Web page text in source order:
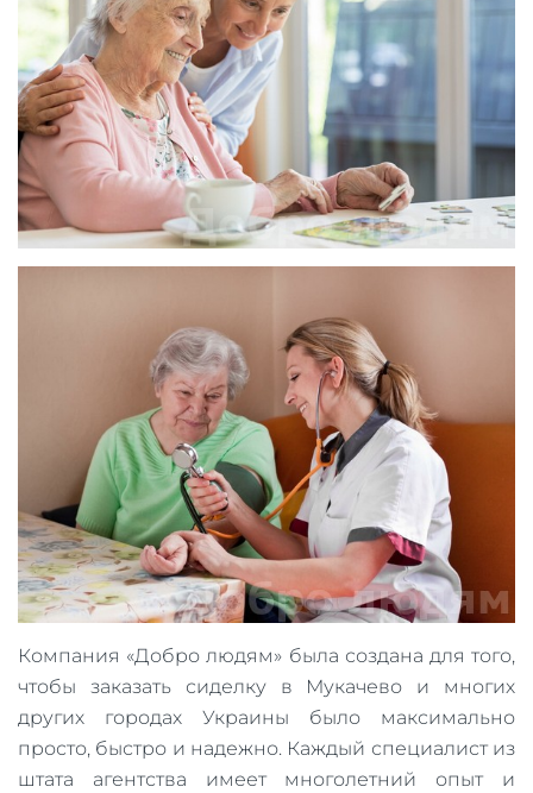
Компания «Добро людям» была создана для того,
чтобы заказать сиделку в Мукачево и многих
других городах Украины было максимально
просто, быстро и надежно. Каждый специалист из
штата агентства имеет многолетний опыт и